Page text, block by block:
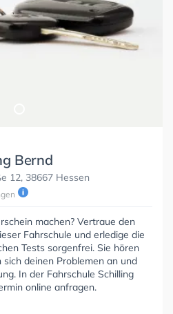
Bernd
12, 38667 Hessen
machen? Vertraue den
Fahrschule und erledige die
Tests sorgenfrei. Sie hören
deinen Problemen an und
In der Fahrschule Schilling
online anfragen.